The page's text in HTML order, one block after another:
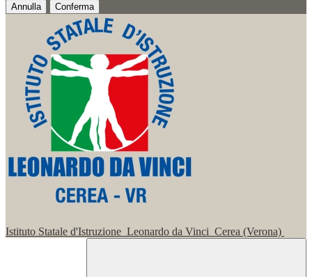
Annulla Conferma
Istituto Statale d'Istruzione Leonardo da Vinci Cerea (Verona)